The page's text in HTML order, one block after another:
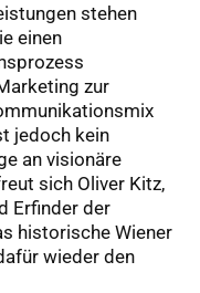
stehen
einen
zur
jedoch kein
an visionäre
sich Oliver Kitz,
Erfinder der
historische Wiener
wieder den